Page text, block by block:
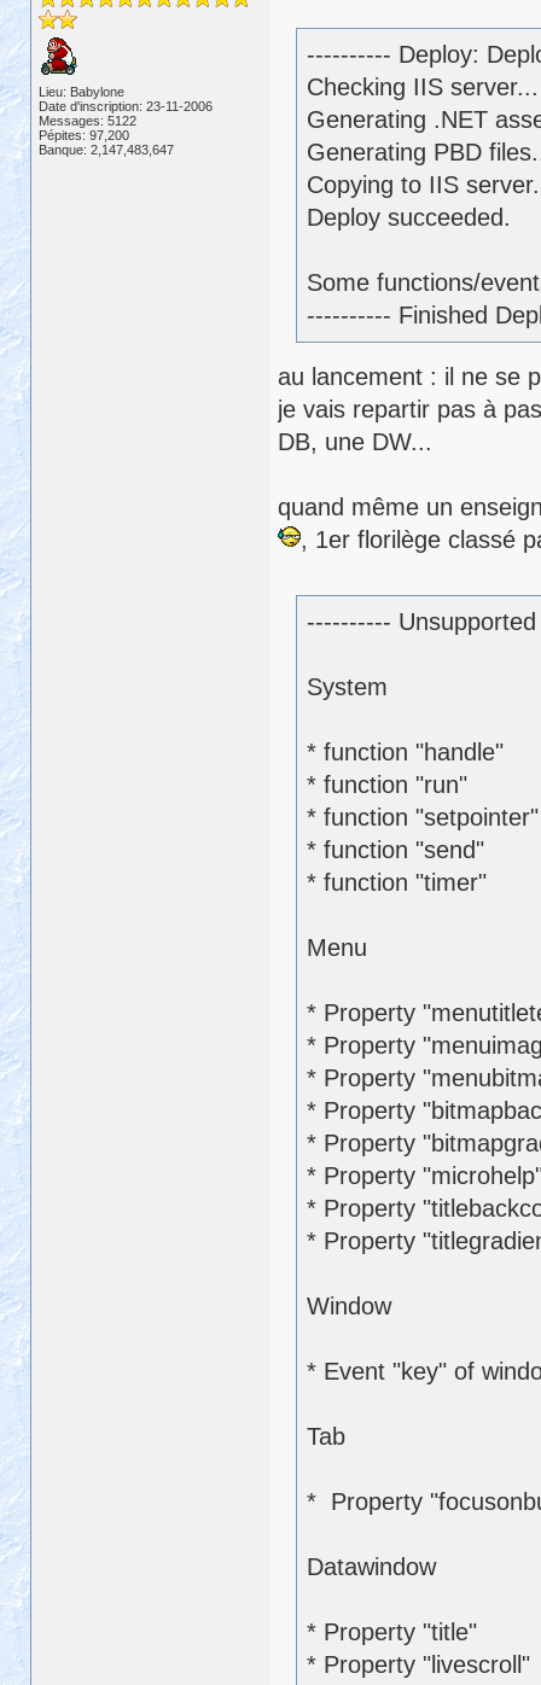
Lieu: Babylone
Date d'inscription: 23-11-2006
Messages: 5122
Pépites: 97,200
Banque: 2,147,483,647
---------- Deploy:
Checking IIS server...
Generating .NET
Generating PBD
Copying to IIS
Deploy succeeded.
Some functions/
---------- Finished
au lancement : il ne se
je vais repartir pas à
DB, une DW...
quand même un
, 1er florilège classé
----------
System
* function "handle"
* function "run"
* function
* function "send"
* function "timer"
Menu
* Property
* Property
* Property
* Property
* Property
* Property
* Property
* Property
Window
* Event "key" of
Tab
* Property
Datawindow
* Property "title"
* Property "livescroll"